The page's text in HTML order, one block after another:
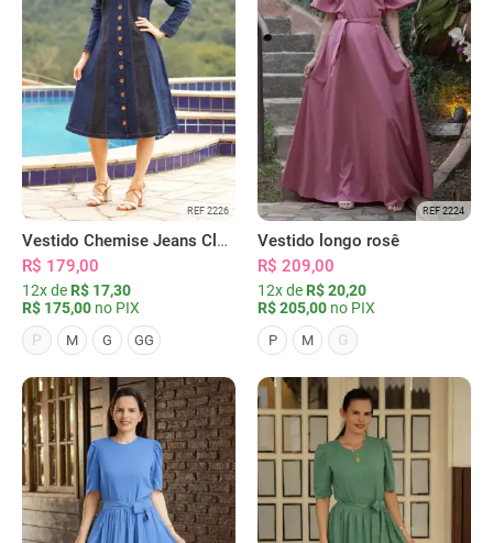
REF 2226
Vestido Chemise Jeans Clássica Serena
R$ 179,00
12x de R$ 17,30
R$ 175,00 no PIX
P
M G GG
REF 2224
Vestido longo rosê
R$ 209,00
12x de R$ 20,20
R$ 205,00 no PIX
P M G